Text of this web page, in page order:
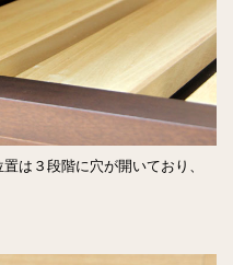
は３段階に穴が開いており、